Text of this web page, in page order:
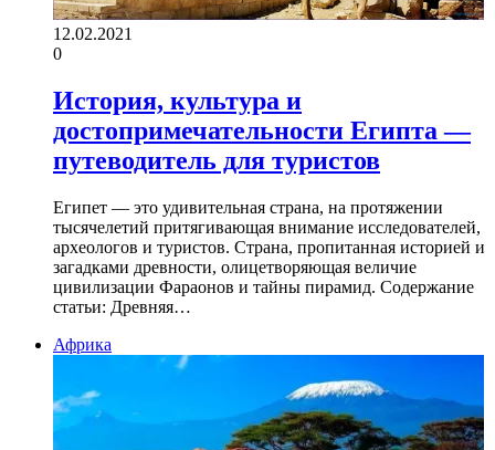
12.02.2021
0
История, культура и
достопримечательности Египта —
путеводитель для туристов
Египет — это удивительная страна, на протяжении
тысячелетий притягивающая внимание исследователей,
археологов и туристов. Страна, пропитанная историей и
загадками древности, олицетворяющая величие
цивилизации Фараонов и тайны пирамид. Содержание
статьи: Древняя…
Африка